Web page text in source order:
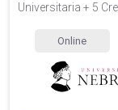
Universitaria + 5
Online